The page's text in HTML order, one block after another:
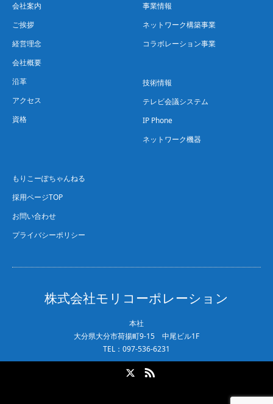
会社案内
ご挨拶
経営理念
会社概要
沿革
アクセス
資格
事業情報
ネットワーク構築事業
コラボレーション事業
技術情報
テレビ会議システム
IP Phone
ネットワーク機器
もりこーぽちゃんねる
採用ページTOP
お問い合わせ
プライバシーポリシー
株式会社モリコーポレーション
本社
大分県大分市荷揚町9-15 中尾ビル1F
TEL：097-536-6231